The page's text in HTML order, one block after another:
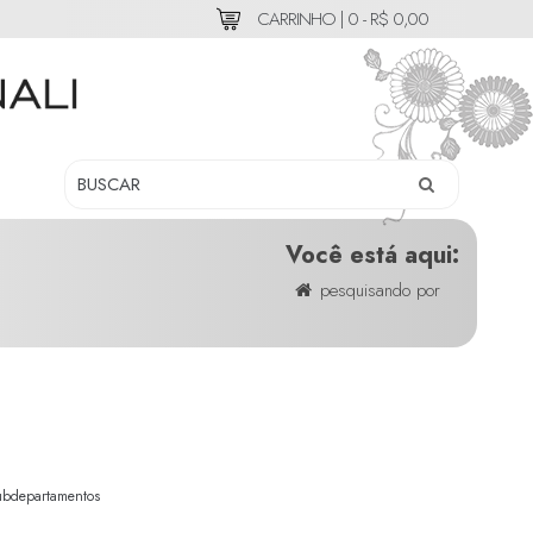
CARRINHO | 0 - R$ 0,00
Você está aqui:
pesquisando por